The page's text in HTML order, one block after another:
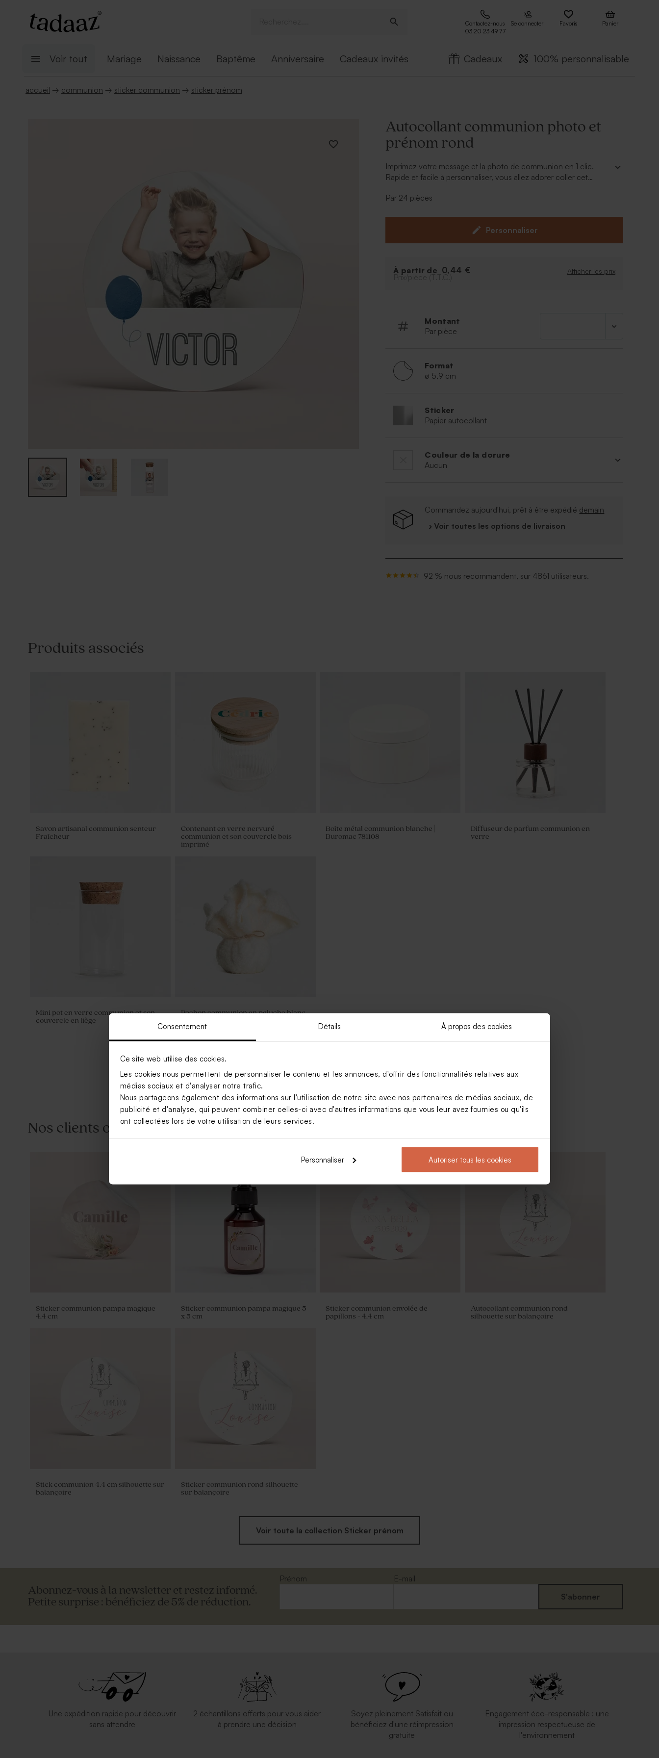
Consentement Détails À propos des cookies
Ce site web utilise des cookies.
Les cookies nous permettent de personnaliser le contenu et les annonces, d'offrir des fonctionnalités relatives aux
médias sociaux et d'analyser notre trafic.
Nous partageons également des informations sur l'utilisation de notre site avec nos partenaires de médias sociaux, de
publicité et d'analyse, qui peuvent combiner celles-ci avec d'autres informations que vous leur avez fournies ou qu'ils
ont collectées lors de votre utilisation de leurs services.
Personnaliser Autoriser tous les cookies
Contactez-nous
03 20 23 49 77
Se connecter Favoris Panier
Voir tout Mariage Naissance Baptême Anniversaire Cadeaux invités Cadeaux 100% personnalisable
accueil → communion → sticker communion → sticker prénom
Autocollant communion photo et
prénom rond
Imprimez votre message et la photo de communion en 1 clic.
Rapide et facile à personnaliser, vous allez adorer coller cet
à dragées par exemple. Le plus : ajoutez un symbole au choix.
Par 24 pièces
Personnaliser
À partir de 0,44 € Afficher les prix
Prix/pièce (T.T.C.)
Montant
Par pièce
Format
ø 5,9 cm
Sticker
Papier autocollant
Couleur de la dorure
Aucun
Commandez aujourd'hui, prêt à être expédié demain
› Voir toutes les options de livraison
92 % nous recommandent, sur 4861 utilisateurs.
Produits associés
Savon artisanal communion senteur
Fraîcheur
Contenant en verre nervuré
communion et son couvercle bois
imprimé
Boîte métal communion blanche |
Buromac 781108
Diffuseur de parfum communion en
verre
Mini pot en verre communion et son
couvercle en liège
Pochon communion en peluche blanc
Bougie communion de boules
Porte clé en macramé - Cadeau invité
Nos clients ont aussi aimé...
Sticker communion pampa magique
4,4 cm
Sticker communion pampa magique 5
x 5 cm
Sticker communion envolée de
papillons - 4,4 cm
Autocollant communion rond
silhouette sur balançoire
Stick communion 4.4 cm silhouette sur
balançoire
Sticker communion rond silhouette
sur balançoire
Voir toute la collection Sticker prénom
Abonnez-vous à la newsletter et restez informé.
Petite surprise : bénéficiez de 5% de réduction.
Prénom
E-mail
S'abonner
Une expédition rapide pour découvrir
sans attendre
2 échantillons offerts pour vous aider
à prendre une décision
Soyez pleinement Satisfait ou
bénéficiez d'une réimpression
gratuite
Engagement éco-responsable : une
impression respectueuse de
l'environnement